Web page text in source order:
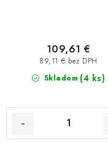
Skladom (4 ks)
89,11 € bez DPH
109,61 €